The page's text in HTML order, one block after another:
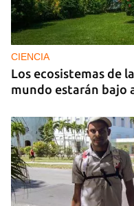
CIENCIA
Los ecosistemas de
mundo estarán bajo